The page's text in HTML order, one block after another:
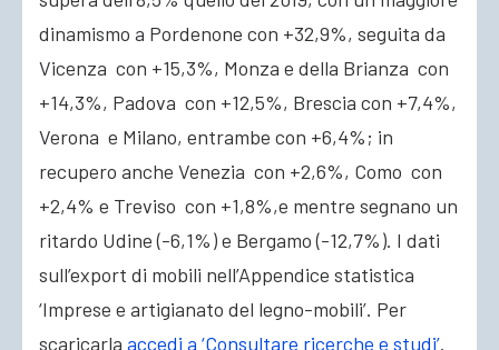
dinamismo a Pordenone con +32,9%, seguita da
Vicenza con +15,3%, Monza e della Brianza con
+14,3%, Padova con +12,5%, Brescia con +7,4%,
Verona e Milano, entrambe con +6,4%; in
recupero anche Venezia con +2,6%, Como con
+2,4% e Treviso con +1,8%,e mentre segnano un
ritardo Udine (-6,1%) e Bergamo (-12,7%). I dati
sull’export di mobili nell’Appendice statistica
‘Imprese e artigianato del legno-mobili’. Per
scaricarla accedi a ‘Consultare ricerche e studi’.